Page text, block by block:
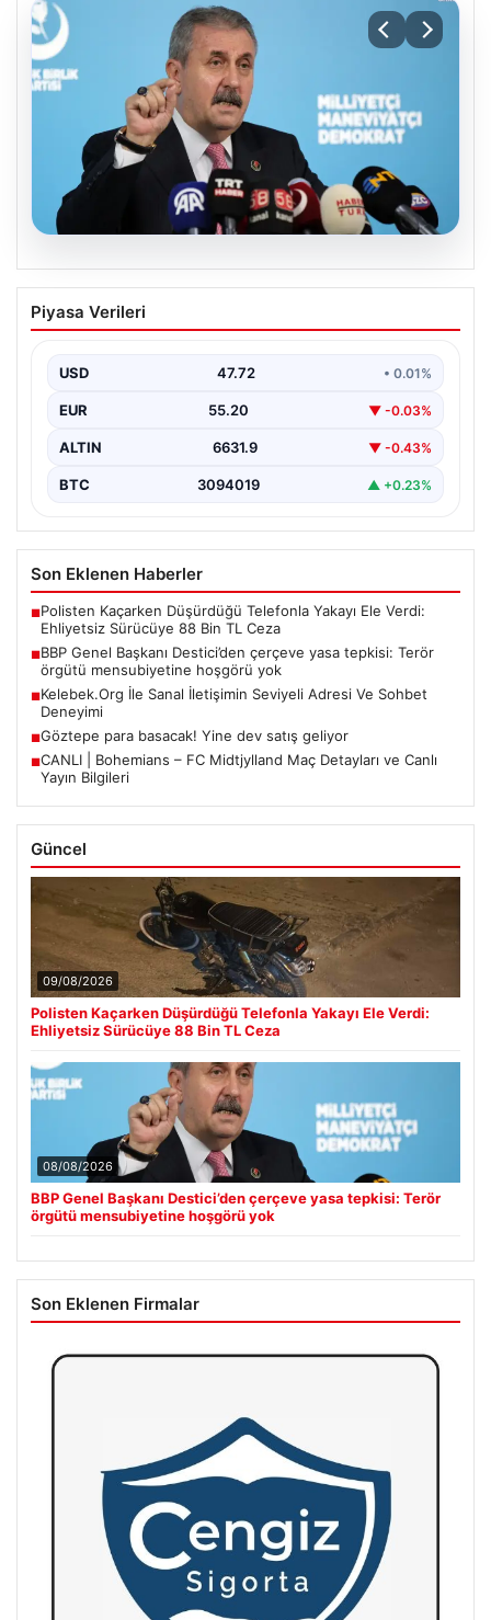
08.08.2026
BBP Genel Başkanı Destici’den çerçeve
yasa tepkisi: Terör örgütü
Büyük Birlik Partisi Genel Başkanı Mustafa Destici,
toplantısında Meclis…
Piyasa Verileri
USD 47.72 • 0.01%
EUR 55.20 ▼ -0.03%
ALTIN 6631.9 ▼ -0.43%
BTC 3094019 ▲ +0.23%
Son Eklenen Haberler
■Polisten Kaçarken Düşürdüğü Telefonla Yakayı Ele Verdi:
Ehliyetsiz Sürücüye 88 Bin TL Ceza
■BBP Genel Başkanı Destici’den çerçeve yasa tepkisi: Terör
örgütü mensubiyetine hoşgörü yok
■Kelebek.Org İle Sanal İletişimin Seviyeli Adresi Ve Sohbet
Deneyimi
■Göztepe para basacak! Yine dev satış geliyor
■CANLI | Bohemians – FC Midtjylland Maç Detayları ve Canlı
Yayın Bilgileri
Güncel
09/08/2026
Polisten Kaçarken Düşürdüğü Telefonla Yakayı Ele Verdi:
Ehliyetsiz Sürücüye 88 Bin TL Ceza
08/08/2026
BBP Genel Başkanı Destici’den çerçeve yasa tepkisi: Terör
örgütü mensubiyetine hoşgörü yok
Son Eklenen Firmalar